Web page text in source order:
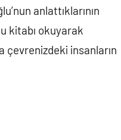
anlattıklarının
kitabı okuyarak
çevrenizdeki insanların